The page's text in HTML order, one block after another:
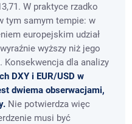
W praktyce rzadko
tym samym tempie: w
europejskim udział
wyższy niż jego
Konsekwencja dla analizy
DXY i EUR/USD w
dwiema obserwacjami,
Nie potwierdza więc
musi być